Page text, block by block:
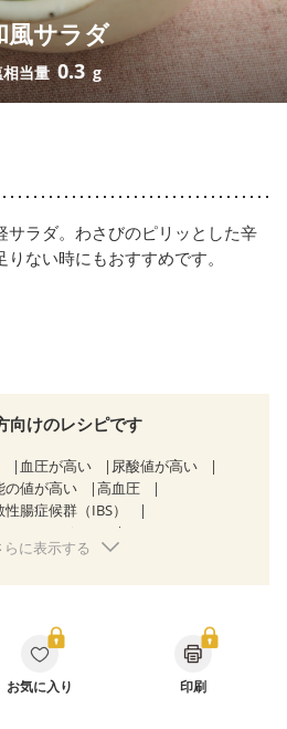
風サラダ
相当量0.3 g
サラダ。わさびのピリッとした辛
ない時にもおすすめです。
向けのレシピです
血圧が高い
尿酸値が高い
の値が高い
高血圧
性腸症候群（IBS）
（ステージ２）
がん（抗がん剤治療中）
年齢に合わせた体作り）
ニキビ・肌荒れ 更年期
らに表示する
お気に入り 印刷